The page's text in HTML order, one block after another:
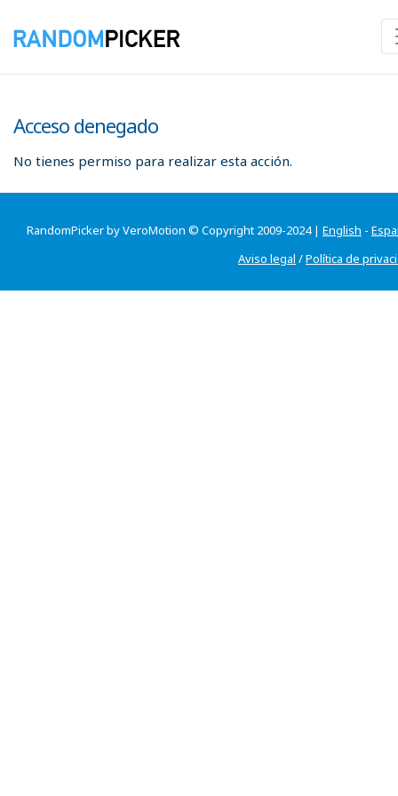
Acceso denegado
No tienes permiso para realizar esta acción.
RandomPicker by VeroMotion © Copyright 2009-2024 | English -
Aviso legal /Política de